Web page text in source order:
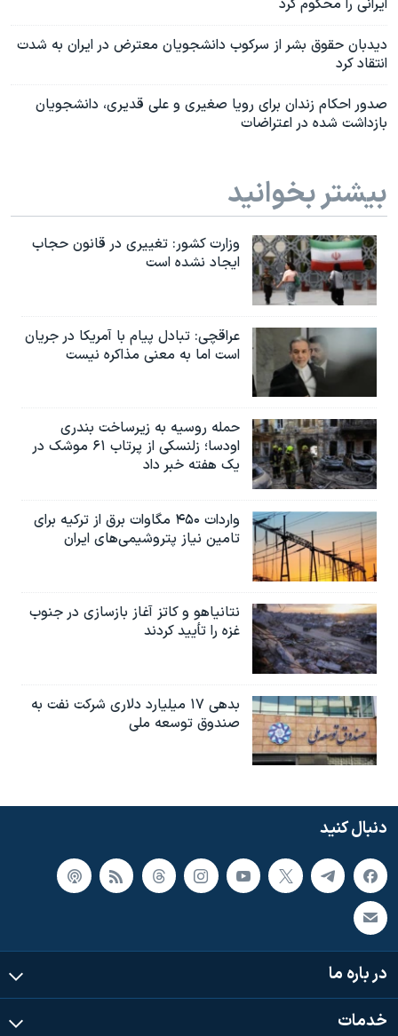
ایرانی را محکوم کرد
دیدبان حقوق بشر از سرکوب دانشجویان معترض در ایران به شدت
انتقاد کرد
صدور احکام زندان برای رویا صغیری و علی قدیری، دانشجویان
بازداشت شده در اعتراضات
بیشتر بخوانید
وزارت کشور: تغییری در قانون حجاب
ایجاد نشده است
عراقچی: تبادل پیام با آمریکا در جریان
است اما به معنی مذاکره نیست
حمله روسیه به زیرساخت بندری
اودسا؛ زلنسکی از پرتاب ۶۱ موشک در
یک هفته خبر داد
واردات ۴۵۰ مگاوات برق از ترکیه برای
تامین نیاز پتروشیمی‌های ایران
نتانیاهو و کاتز آغاز بازسازی در جنوب
غزه را تأیید کردند
بدهی ۱۷ میلیارد دلاری شرکت نفت به
صندوق توسعه ملی
دنبال کنید
در باره ما
خدمات